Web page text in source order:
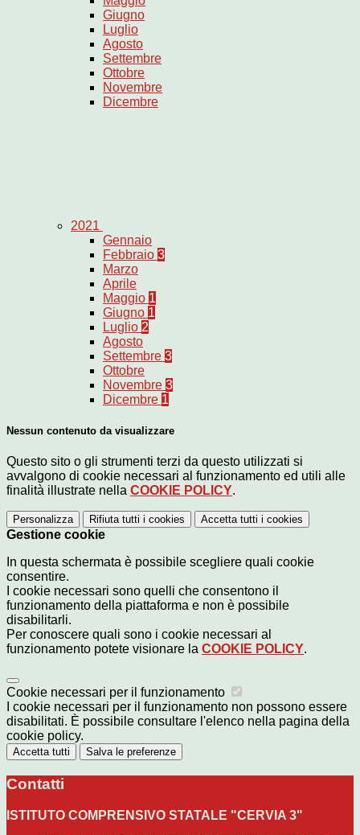
Giugno
Luglio
Agosto
Settembre
Ottobre
Novembre
Dicembre
2021
Gennaio
Febbraio 3
Marzo
Aprile
Maggio 1
Giugno 1
Luglio 2
Agosto
Settembre 3
Ottobre
Novembre 3
Dicembre 1
Nessun contenuto da visualizzare
Questo sito o gli strumenti terzi da questo utilizzati si
avvalgono di cookie necessari al funzionamento ed utili alle
finalità illustrate nella COOKIE POLICY.
Personalizza Rifiuta tutti i cookies Accetta tutti i cookies
Gestione cookie
In questa schermata è possibile scegliere quali cookie
consentire.
I cookie necessari sono quelli che consentono il
funzionamento della piattaforma e non è possibile
disabilitarli.
Per conoscere quali sono i cookie necessari al
funzionamento potete visionare la COOKIE POLICY.
Cookie necessari per il funzionamento
I cookie necessari per il funzionamento non possono essere
disabilitati. È possibile consultare l'elenco nella pagina della
cookie policy.
Accetta tutti Salva le preferenze
Contatti
ISTITUTO COMPRENSIVO STATALE "CERVIA 3"